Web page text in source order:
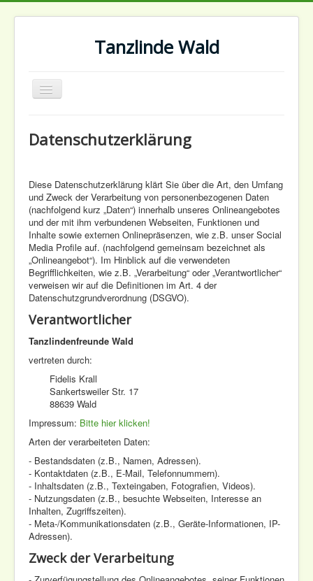
Tanzlinde Wald
Navigation
an/aus
Kontakt
Datenschutz
Datenschutzerklärung
Diese Datenschutzerklärung klärt Sie über die Art, den Umfang
und Zweck der Verarbeitung von personenbezogenen Daten
(nachfolgend kurz „Daten“) innerhalb unseres Onlineangebotes
und der mit ihm verbundenen Webseiten, Funktionen und
Inhalte sowie externen Onlinepräsenzen, wie z.B. unser Social
Media Profile auf. (nachfolgend gemeinsam bezeichnet als
„Onlineangebot“). Im Hinblick auf die verwendeten
Begrifflichkeiten, wie z.B. „Verarbeitung“ oder „Verantwortlicher“
verweisen wir auf die Definitionen im Art. 4 der
Datenschutzgrundverordnung (DSGVO).
Verantwortlicher
Tanzlindenfreunde Wald
vertreten durch:
Fidelis Krall
Sankertsweiler Str. 17
88639 Wald
Impressum: Bitte hier klicken!
Arten der verarbeiteten Daten:
- Bestandsdaten (z.B., Namen, Adressen).
- Kontaktdaten (z.B., E-Mail, Telefonnummern).
- Inhaltsdaten (z.B., Texteingaben, Fotografien, Videos).
- Nutzungsdaten (z.B., besuchte Webseiten, Interesse an
Inhalten, Zugriffszeiten).
- Meta-/Kommunikationsdaten (z.B., Geräte-Informationen, IP-
Adressen).
Zweck der Verarbeitung